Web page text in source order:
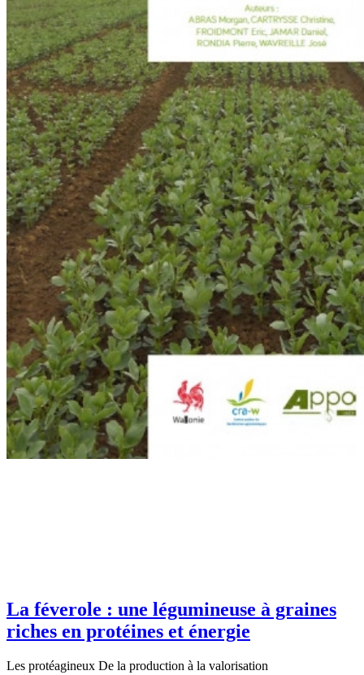
La féverole : une légumineuse à graines
riches en protéines et énergie
Les protéagineux De la production à la valorisation